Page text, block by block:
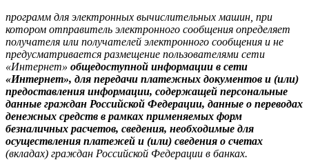
программ для электронных вычислительных машин, при
котором отправитель электронного сообщения определяет
получателя или получателей электронного сообщения и не
предусматривается размещение пользователями сети
«Интернет» общедоступной информации в сети
«Интернет», для передачи платежных документов и (или)
предоставления информации, содержащей персональные
данные граждан Российской Федерации, данные о переводах
денежных средств в рамках применяемых форм
безналичных расчетов, сведения, необходимые для
осуществления платежей и (или) сведения о счетах
(вкладах) граждан Российской Федерации в банках.